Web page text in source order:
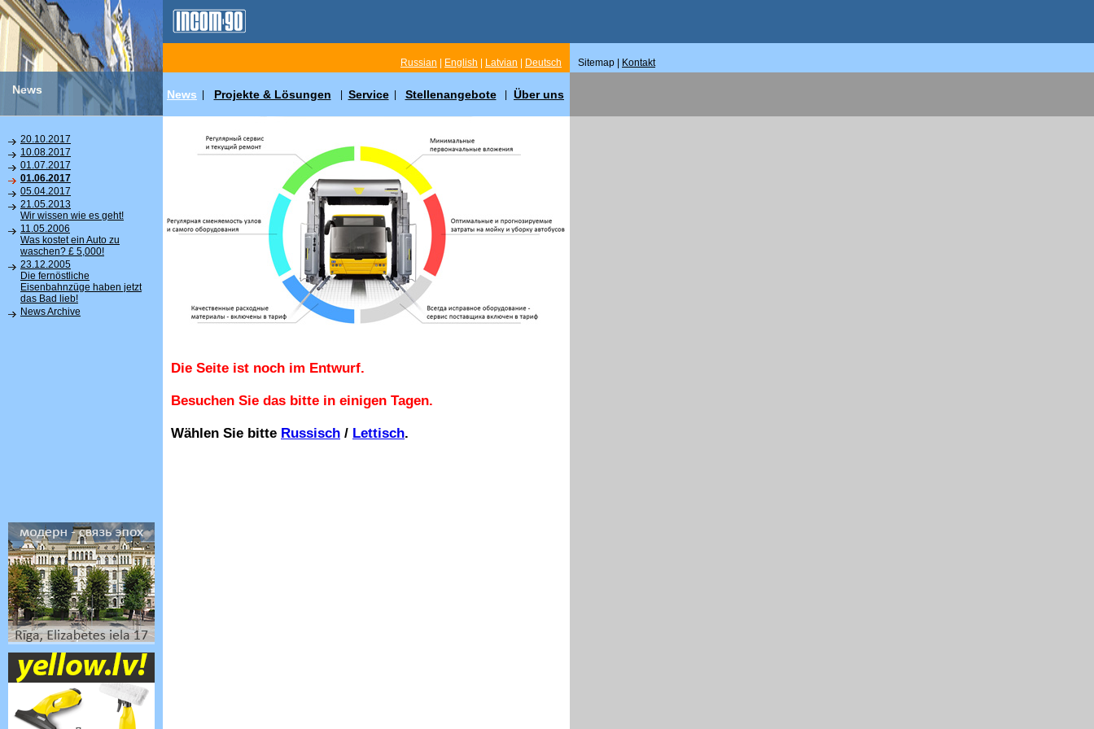
News
Russian English Latvian Deutsch Sitemap | Kontakt
News Projekte & Lösungen Service Stellenangebote Über uns
20.10.2017
10.08.2017
01.07.2017
01.06.2017
05.04.2017
21.05.2013
Wir wissen wie es geht!
11.05.2006
Was kostet ein Auto zu
waschen? £ 5,000!
23.12.2005
Die fernöstliche
Eisenbahnzüge haben jetzt
das Bad lieb!
News Archive
Die Seite ist noch im Entwurf.
Besuchen Sie das bitte in einigen Tagen.
Wählen Sie bitte Russisch / Lettisch.